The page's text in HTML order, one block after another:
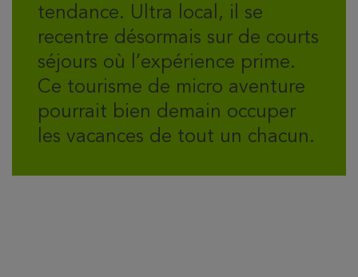
tendance. Ultra local, il se
recentre désormais sur de courts
séjours où l’expérience prime.
Ce tourisme de micro aventure
pourrait bien demain occuper
les vacances de tout un chacun.